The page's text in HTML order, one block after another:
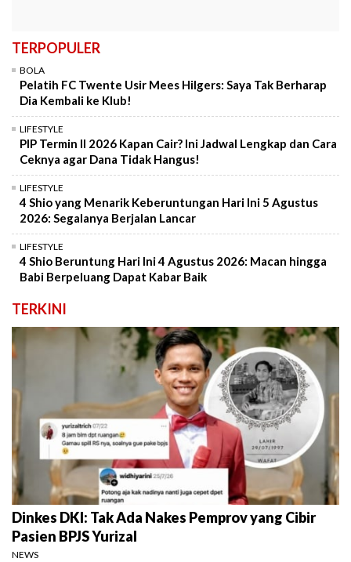
TERPOPULER
BOLA
Pelatih FC Twente Usir Mees Hilgers: Saya Tak Berharap
Dia Kembali ke Klub!
LIFESTYLE
PIP Termin II 2026 Kapan Cair? Ini Jadwal Lengkap dan Cara
Ceknya agar Dana Tidak Hangus!
LIFESTYLE
4 Shio yang Menarik Keberuntungan Hari Ini 5 Agustus
2026: Segalanya Berjalan Lancar
LIFESTYLE
4 Shio Beruntung Hari Ini 4 Agustus 2026: Macan hingga
Babi Berpeluang Dapat Kabar Baik
TERKINI
Dinkes DKI: Tak Ada Nakes Pemprov yang Cibir
Pasien BPJS Yurizal
NEWS